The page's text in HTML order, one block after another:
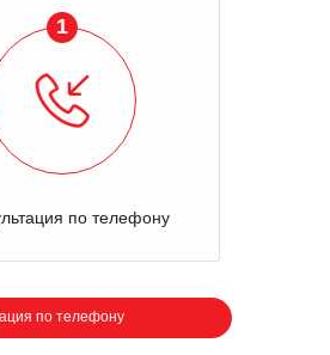
1
по телефону
по телефону